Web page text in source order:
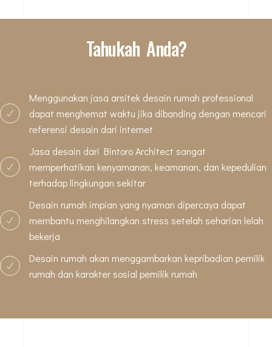
Tahukah Anda?
Menggunakan jasa arsitek desain rumah professional
dapat menghemat waktu jika dibanding dengan mencari
referensi desain dari internet
Jasa desain dari Bintoro Architect sangat
memperhatikan kenyamanan, keamanan, dan kepedulian
terhadap lingkungan sekitar
Desain rumah impian yang nyaman dipercaya dapat
membantu menghilangkan stress setelah seharian lelah
bekerja
Desain rumah akan menggambarkan kepribadian pemilik
rumah dan karakter sosial pemilik rumah